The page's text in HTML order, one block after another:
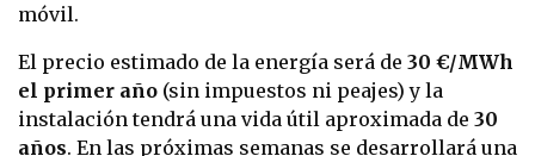
móvil.
El precio estimado de la energía será de 30 €/MWh
el primer año (sin impuestos ni peajes) y la
instalación tendrá una vida útil aproximada de 30
años. En las próximas semanas se desarrollará una